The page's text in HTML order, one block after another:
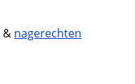
& nagerechten